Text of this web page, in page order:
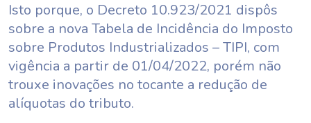
Isto porque, o Decreto 10.923/2021 dispôs
sobre a nova Tabela de Incidência do Imposto
sobre Produtos Industrializados – TIPI, com
vigência a partir de 01/04/2022, porém não
trouxe inovações no tocante a redução de
alíquotas do tributo.